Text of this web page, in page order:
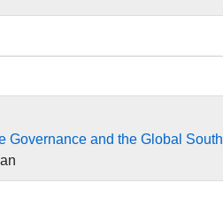
Governance and the Global South